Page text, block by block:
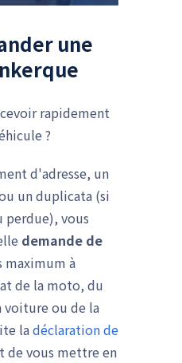
une
rapidement
?
d'adresse, un
un duplicata (si
perdue), vous
demande de
maximum à
de la moto, du
voiture ou de la
ladéclaration de
de vous mettre en